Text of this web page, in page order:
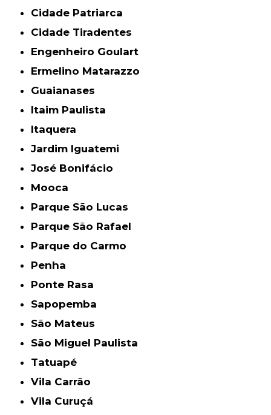
Cidade Patriarca
Cidade Tiradentes
Engenheiro Goulart
Ermelino Matarazzo
Guaianases
Itaim Paulista
Itaquera
Jardim Iguatemi
José Bonifácio
Mooca
Parque São Lucas
Parque São Rafael
Parque do Carmo
Penha
Ponte Rasa
Sapopemba
São Mateus
São Miguel Paulista
Tatuapé
Vila Carrão
Vila Curuçá